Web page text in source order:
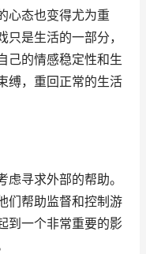
心态也变得尤为重
是生活的一部分，
己的情感稳定性和生
缚，重回正常的生活
寻求外部的帮助。
们帮助监督和控制游
到一个非常重要的影